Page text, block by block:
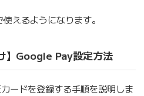
えるようになります。
】Google Pay設定方法
ードを登録する手順を説明しま